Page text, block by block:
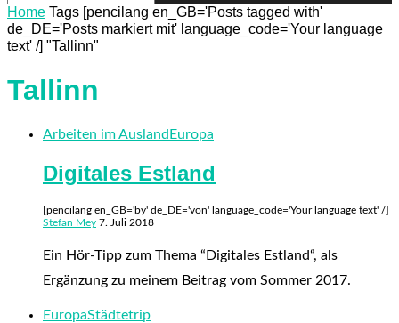
Home Tags [pencilang en_GB='Posts tagged with'
de_DE='Posts markiert mit' language_code='Your language
text' /] "Tallinn"
Tallinn
Arbeiten im Ausland Europa
Digitales Estland
[pencilang en_GB='by' de_DE='von' language_code='Your language text' /]
Stefan Mey 7. Juli 2018
Ein Hör-Tipp zum Thema “Digitales Estland“, als
Ergänzung zu meinem Beitrag vom Sommer 2017.
EuropaStädtetrip